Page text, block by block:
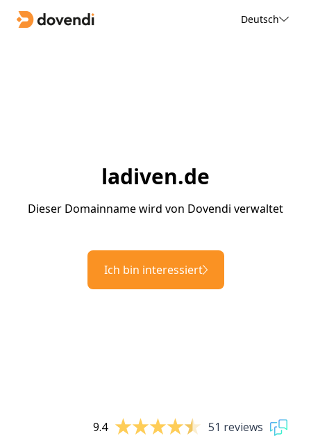
Deutsch
ladiven.de
Dieser Domainname wird von Dovendi verwaltet
Ich bin interessiert
9.4 51 reviews